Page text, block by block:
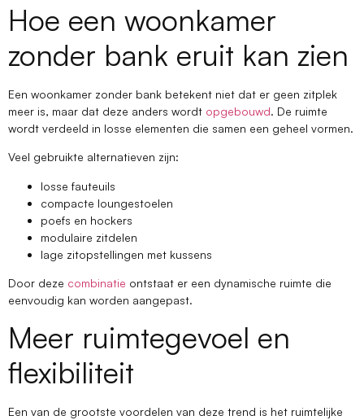
Hoe een woonkamer
zonder bank eruit kan zien
Een woonkamer zonder bank betekent niet dat er geen zitplek
meer is, maar dat deze anders wordt opgebouwd. De ruimte
wordt verdeeld in losse elementen die samen een geheel vormen.
Veel gebruikte alternatieven zijn:
losse fauteuils
compacte loungestoelen
poefs en hockers
modulaire zitdelen
lage zitopstellingen met kussens
Door deze combinatie ontstaat er een dynamische ruimte die
eenvoudig kan worden aangepast.
Meer ruimtegevoel en
flexibiliteit
Een van de grootste voordelen van deze trend is het ruimtelijke